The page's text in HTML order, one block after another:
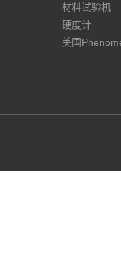
材料试验机
硬度计
美国